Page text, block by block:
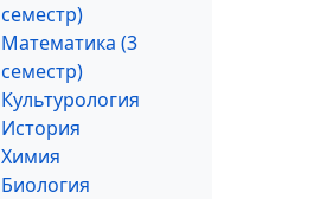
семестр)
Математика (3
семестр)
Культурология
История
Химия
Биология